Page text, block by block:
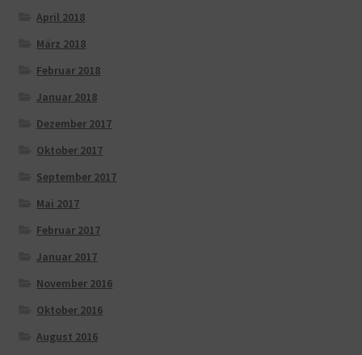
April 2018
März 2018
Februar 2018
Januar 2018
Dezember 2017
Oktober 2017
September 2017
Mai 2017
Februar 2017
Januar 2017
November 2016
Oktober 2016
August 2016